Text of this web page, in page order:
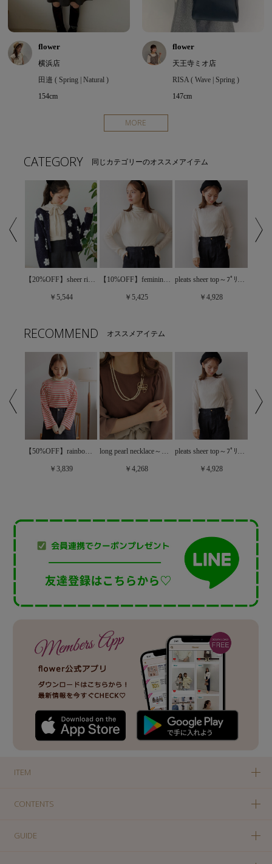
flower
横浜店
田邉 ( Spring | Natural )
154cm
flower
天王寺ミオ店
RISA ( Wave | Spring )
147cm
MORE
CATEGORY 同じカテゴリーのオススメアイテム
【20%OFF】sheer ribbon turtle2～ｼｱｰﾘﾎﾞﾝﾀｰﾄﾙ2
￥5,544
【10%OFF】feminine sheer turtle2～ﾌｪﾐﾆﾝｼｱｰﾀｰﾄﾙ2
￥5,425
pleats sheer top～ﾌﾟﾘｰﾂｼｱｰﾄｯﾌﾟ
￥4,928
RECOMMEND オススメアイテム
【50%OFF】rainbow border top2～ﾚｲﾝﾎﾞｰﾎﾞｰﾀﾞｰﾄｯﾌﾟ2
￥3,839
long pearl necklace～ﾛﾝｸﾞﾊﾟｰﾙﾈｯｸﾚｽ
￥4,268
pleats sheer top～ﾌﾟﾘｰﾂｼｱｰﾄｯﾌﾟ
￥4,928
ITEM
CONTENTS
GUIDE